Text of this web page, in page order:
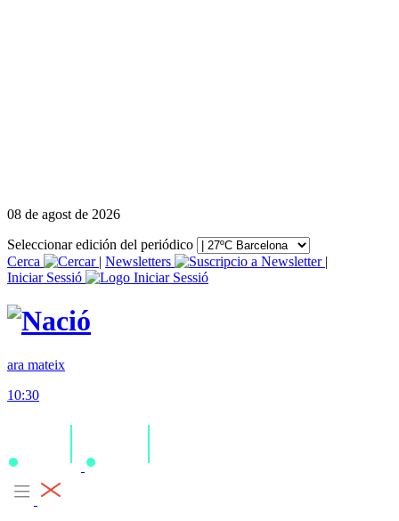
08 de agost de 2026
Seleccionar edición del periódico
Cerca
| Newsletters
|
Iniciar Sessió
ara mateix
10:30